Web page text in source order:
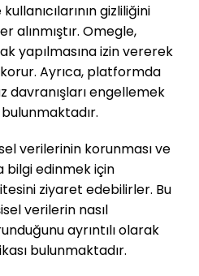
gizliliğini
alınmıştır. Omegle,
yapılmasına izin vererek
korur. Ayrıca, platformda
davranışları engellemek
verilerinin korunması ve
bilgi edinmek için
ziyaret edebilirler. Bu
verilerin nasıl
ayrıntılı olarak
bulunmaktadır.